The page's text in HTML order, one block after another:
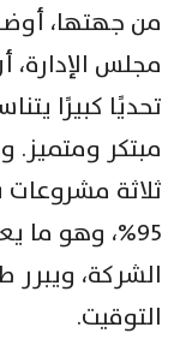
من جهتها،
مجلس
تحديًا كبيرًا
مبتكر
ثلاثة
95%، وهو
الشركة،
التوقيت.